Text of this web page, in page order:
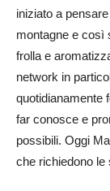
iniziato a
montagne e così
frolla e
network in
quotidianamente
far conosce e
possibili. Oggi
che richiedono le